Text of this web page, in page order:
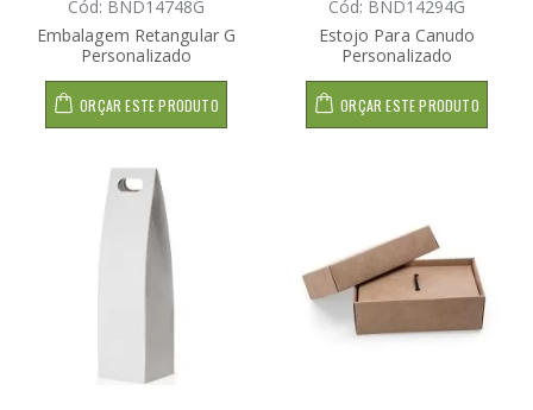
Cód: BND14748G
Embalagem Retangular G
Personalizado
ORÇAR ESTE PRODUTO
Cód: BND14294G
Estojo Para Canudo
Personalizado
ORÇAR ESTE PRODUTO